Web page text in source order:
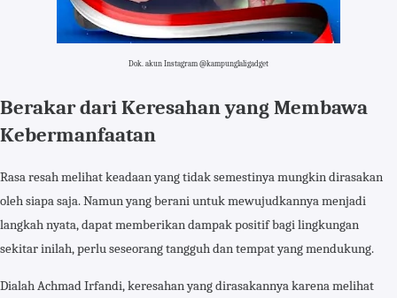
Dok. akun Instagram @kampunglaligadget
Berakar dari Keresahan yang Membawa
Kebermanfaatan
Rasa resah melihat keadaan yang tidak semestinya mungkin dirasakan
oleh siapa saja. Namun yang berani untuk mewujudkannya menjadi
langkah nyata, dapat memberikan dampak positif bagi lingkungan
sekitar inilah, perlu seseorang tangguh dan tempat yang mendukung.
Dialah Achmad Irfandi, keresahan yang dirasakannya karena melihat